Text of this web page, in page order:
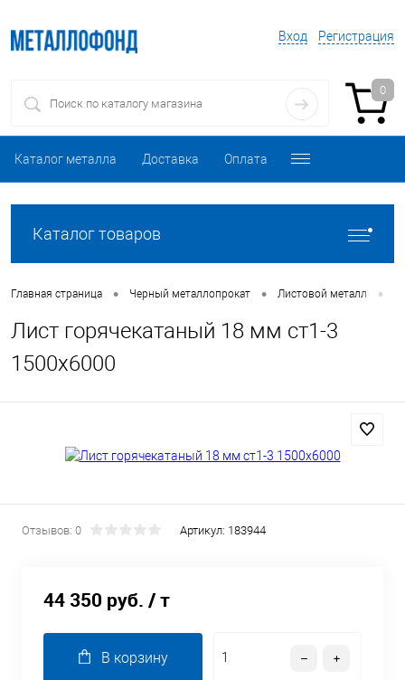
Вход Регистрация
0
Каталог металла Доставка Оплата
Каталог товаров
Главная страница • Черный металлопрокат • Листовой металл •
Лист горячекатаный 18 мм ст1-3
1500х6000
Отзывов: 0 Артикул: 183944
44 350 руб. / т
В корзину